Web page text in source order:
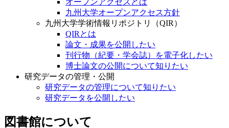
九州大学オープンアクセス方針
九州大学学術情報リポジトリ（QIR）
QIRとは
論文・成果を公開したい
刊行物（紀要・学会誌）を電子化したい
博士論文の公開について知りたい
研究データの管理・公開
研究データの管理について知りたい
研究データを公開したい
図書館について